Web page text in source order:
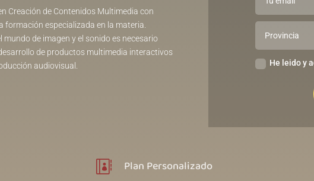
Creación de Contenidos Multimedia con
formación especializada en la materia.
mundo de imagen y el sonido es necesario
de productos multimedia interactivos
audiovisual.
He leido y
 Plan Personalizado